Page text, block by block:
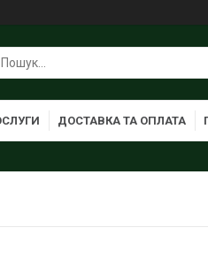
ДОСТАВКА ТА ОПЛАТА